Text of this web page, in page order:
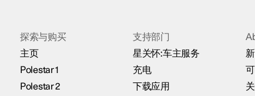
探索与购买
主页
Polestar 1
Polestar 2
支持部门
星关怀:车主服务
充电
下载应用